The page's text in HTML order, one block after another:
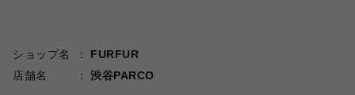
ショップ名
FURFUR
店舗名
渋谷PARCO